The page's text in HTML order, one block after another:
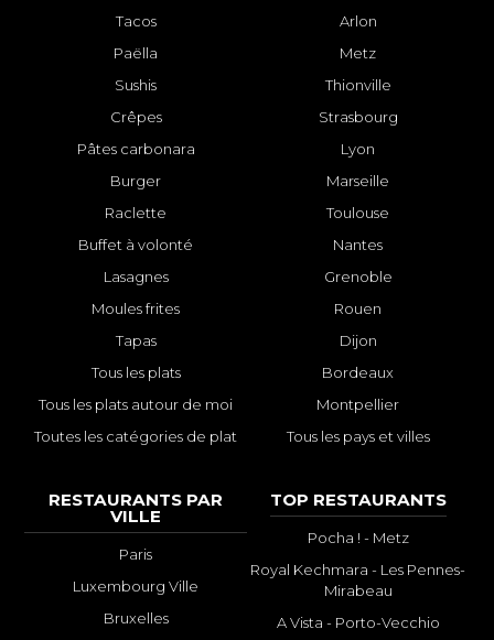
Tacos
Paëlla
Sushis
Crêpes
Pâtes carbonara
Burger
Raclette
Buffet à volonté
Lasagnes
Moules frites
Tapas
Tous les plats
Tous les plats autour de moi
Toutes les catégories de plat
Arlon
Metz
Thionville
Strasbourg
Lyon
Marseille
Toulouse
Nantes
Grenoble
Rouen
Dijon
Bordeaux
Montpellier
Tous les pays et villes
RESTAURANTS PAR
VILLE
Paris
Luxembourg Ville
Bruxelles
TOP RESTAURANTS
Pocha ! - Metz
Royal Kechmara - Les Pennes-
Mirabeau
A Vista - Porto-Vecchio